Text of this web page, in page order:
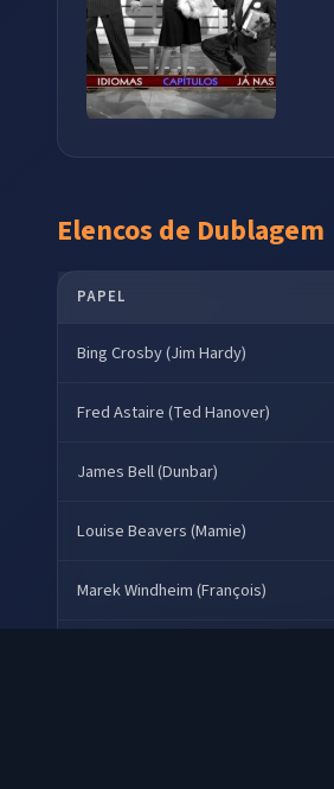
Elencos de Dublagem
PAPEL
Bing Crosby (Jim Hardy)
Fred Astaire (Ted Hanover)
James Bell (Dunbar)
Louise Beavers (Mamie)
Marek Windheim (François)